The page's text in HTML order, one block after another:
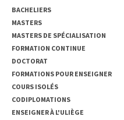
BACHELIERS
MASTERS
MASTERS DE SPÉCIALISATION
FORMATION CONTINUE
DOCTORAT
FORMATIONS POUR ENSEIGNER
COURS ISOLÉS
CODIPLOMATIONS
ENSEIGNER À L'ULIÈGE